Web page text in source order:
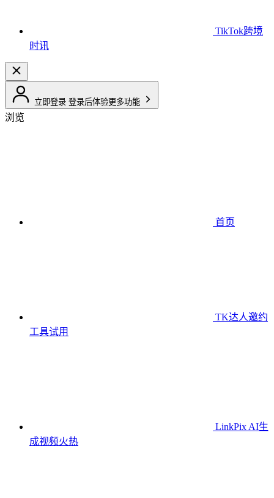
TikTok跨境
时讯
立即登录 登录后体验更多功能
浏览
首页
TK达人邀约
工具试用
LinkPix AI生
成视频火热